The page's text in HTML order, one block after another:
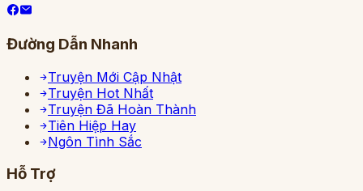
Đường Dẫn Nhanh
Truyện Mới Cập Nhật
Truyện Hot Nhất
Truyện Đã Hoàn Thành
Tiên Hiệp Hay
Ngôn Tình Sắc
Hỗ Trợ